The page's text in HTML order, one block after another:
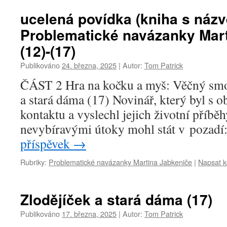
ucelená povídka (kniha s
Problematické navázanky
(12)-(17)
Publikováno24. března, 2025 | Autor: Tom Patrick
ČÁST 2 Hra na kočku a myš: Věčný
a stará dáma (17) Novinář, který byl s
kontaktu a vyslechl jejich životní
nevybíravými útoky mohl stát v
příspěvek →
Rubriky: Problematické navázanky Martina Jabkeniče | Napsat
Zlodějíček a stará dáma (17)
Publikováno 17. března, 2025 | Autor: Tom Patrick